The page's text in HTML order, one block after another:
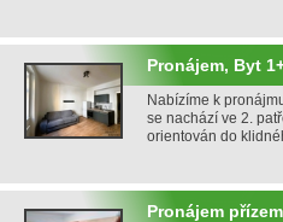
Pronájem, Byt
Nabízíme k
se nachází ve 2.
orientován do
Pronájem